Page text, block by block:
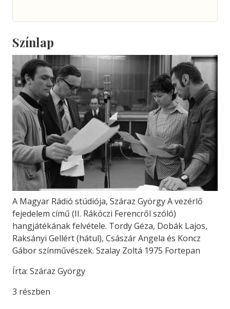
Színlap
A Magyar Rádió stúdiója, Száraz György A vezérlő
fejedelem című (II. Rákóczi Ferencről szóló)
hangjátékának felvétele. Tordy Géza, Dobák Lajos,
Raksányi Gellért (hátul), Császár Angela és Koncz
Gábor színművészek. Szalay Zoltá 1975 Fortepan
Írta: Száraz György
3 részben